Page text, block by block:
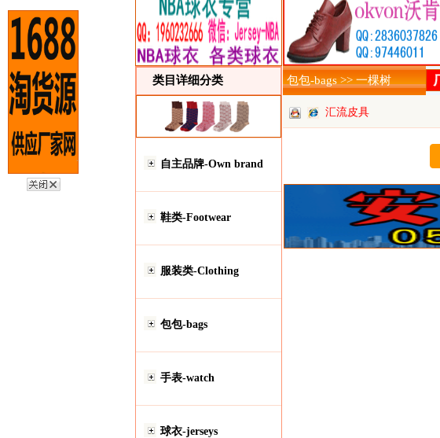
类目详细分类
自主品牌-Own brand
鞋类-Footwear
服装类-Clothing
包包-bags
手表-watch
球衣-jerseys
包包-bags >> 一棵树
汇流皮具